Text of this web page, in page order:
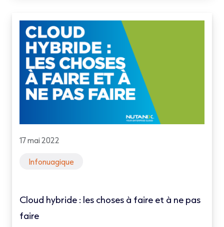
17 mai 2022
Infonuagique
Cloud hybride : les choses à faire et à ne pas
faire